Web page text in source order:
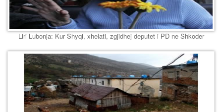
Liri Lubonja: Kur Shyqi, xhelati, zgjidhej deputet i PD ne Shkoder